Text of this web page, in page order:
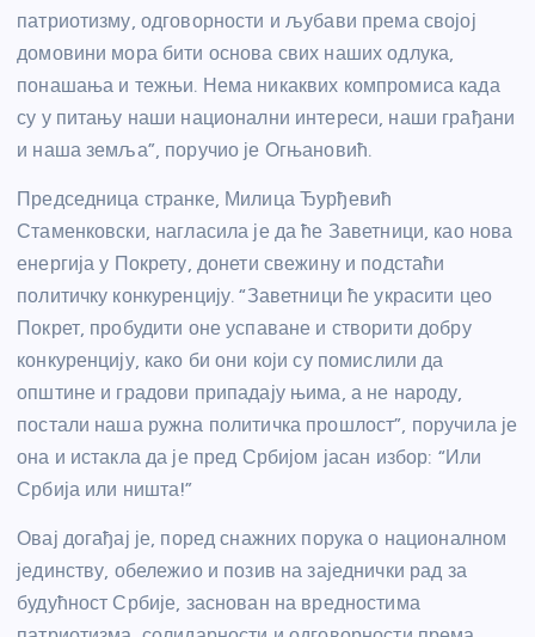
патриотизму, одговорности и љубави према својој
домовини мора бити основа свих наших одлука,
понашања и тежњи. Нема никаквих компромиса када
су у питању наши национални интереси, наши грађани
и наша земља”, поручио је Огњановић.
Председница странке, Милица Ђурђевић
Стаменковски, нагласила је да ће Заветници, као нова
енергија у Покрету, донети свежину и подстаћи
политичку конкуренцију. “Заветници ће украсити цео
Покрет, пробудити оне успаване и створити добру
конкуренцију, како би они који су помислили да
општине и градови припадају њима, а не народу,
постали наша ружна политичка прошлост”, поручила је
она и истакла да је пред Србијом јасан избор: “Или
Србија или ништа!”
Овај догађај је, поред снажних порука о националном
јединству, обележио и позив на заједнички рад за
будућност Србије, заснован на вредностима